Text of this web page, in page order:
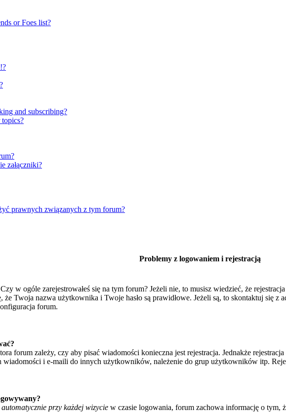
or Foes list?
and subscribing?
załączniki?
prawnych związanych z tym forum?
Problemy z logowaniem i rejestracją
w ogóle zarejestrowałeś się na tym forum? Jeżeli nie, to musisz wiedzieć, że
Twoja nazwa użytkownika i Twoje hasło są prawidłowe. Jeżeli są, to skontaktuj się z
forum.
forum zależy, czy aby pisać wiadomości konieczna jest rejestracja. Jednakże
wiadomości i e-maili do innych użytkowników, należenie do grup użytkowników itp.
przy każdej wizycie w czasie logowania, forum zachowa informację o tym,